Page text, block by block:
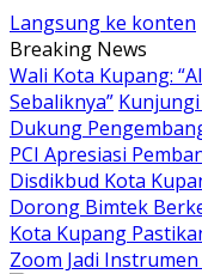
Langsung ke konten
Breaking News
Wali Kota Kupang:
Sebaliknya”
Dukung
PCI Apresiasi
Disdikbud Kota
Dorong Bimtek
Kota Kupang
Zoom Jadi